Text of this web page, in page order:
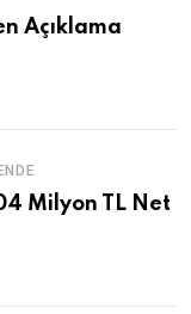
Açıklama
Milyon TL Net